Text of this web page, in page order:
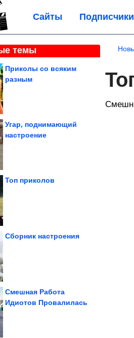
Сайты Подписчики
темы
Приколы со всяким
разным
Угар, поднимающий
настроение
Топ приколов
Сборник настроения
Смешная Работа
Идиотов Провалилась